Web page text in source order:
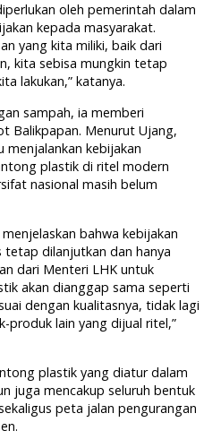
oleh pemerintah dalam
kepada masyarakat.
yang kita miliki, baik dari
kita sebisa mungkin tetap
lakukan,” katanya.
sampah, ia memberi
Balikpapan. Menurut Ujang,
menjalankan kebijakan
plastik di ritel modern
nasional masih belum
bahwa kebijakan
dilanjutkan dan hanya
dari Menteri LHK untuk
akan dianggap sama seperti
dengan kualitasnya, tidak lagi
produk lain yang dijual ritel,”
plastik yang diatur dalam
juga mencakup seluruh bentuk
peta jalan pengurangan